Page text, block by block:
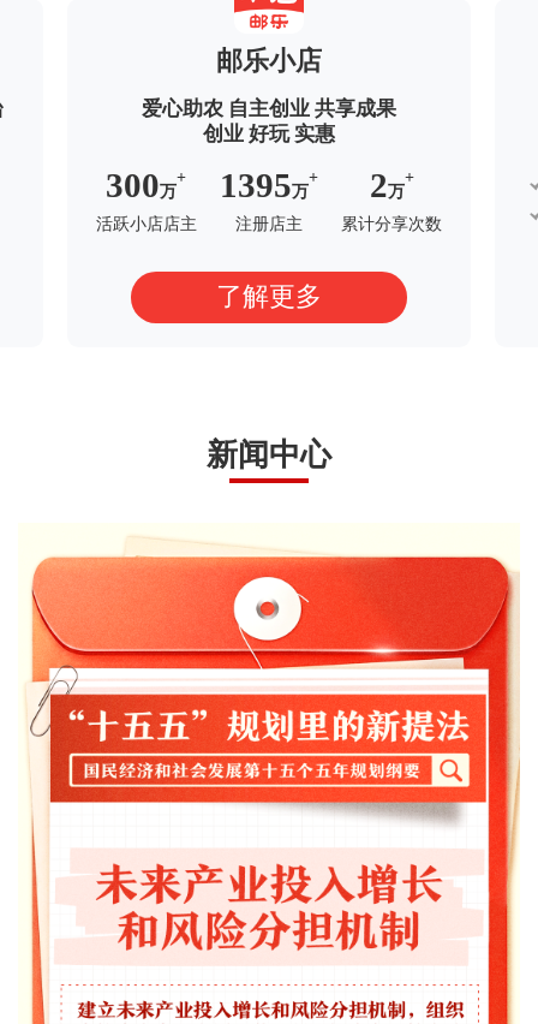
邮乐小店
爱心助农 自主创业 共享成果
创业 好玩 实惠
300万
+
活跃小店店主
1395万
+
注册店主
2万
+
累计分享次数
了解更多
新闻中心